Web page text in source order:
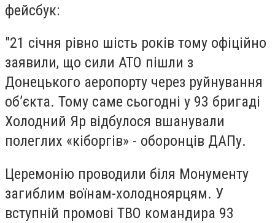
фейсбук:
"21 січня рівно шість років тому офіційно
заявили, що сили АТО пішли з
Донецького аеропорту через руйнування
об’єкта. Тому саме сьогодні у 93 бригаді
Холодний Яр відбулося вшанували
полеглих «кіборгів» - оборонців ДАПу.
Церемонію проводили біля Монументу
загиблим воїнам-холодноярцям. У
вступній промові ТВО командира 93